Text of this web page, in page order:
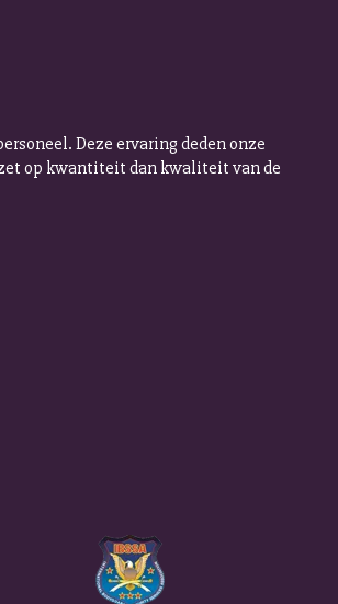
Deze ervaring deden onze
op kwantiteit dan kwaliteit van de